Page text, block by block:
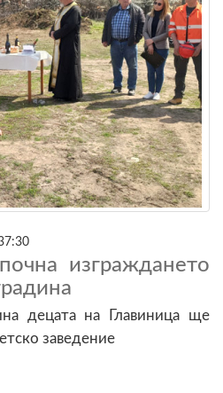
изграждането
децата на Главиница ще
заведение